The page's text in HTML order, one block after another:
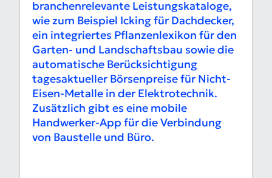
branchenrelevante Leistungskataloge,
wie zum Beispiel Icking für Dachdecker,
ein integriertes Pflanzenlexikon für den
Garten- und Landschaftsbau sowie die
automatische Berücksichtigung
tagesaktueller Börsenpreise für Nicht-
Eisen-Metalle in der Elektrotechnik.
Zusätzlich gibt es eine mobile
Handwerker-App für die Verbindung
von Baustelle und Büro.